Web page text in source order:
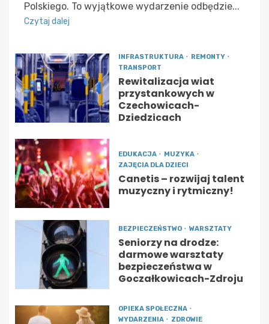
Polskiego. To wyjątkowe wydarzenie odbędzie...
Czytaj dalej
INFRASTRUKTURA
REMONTY
TRANSPORT
Rewitalizacja wiat
przystankowych w
Czechowicach-
Dziedzicach
EDUKACJA
MUZYKA
ZAJĘCIA DLA DZIECI
Canetis – rozwijaj talent
muzyczny i rytmiczny!
BEZPIECZEŃSTWO WARSZTATY
Seniorzy na drodze:
darmowe warsztaty
bezpieczeństwa w
Goczałkowicach-Zdroju
OPIEKA SPOŁECZNA
WYDARZENIA
ZDROWIE